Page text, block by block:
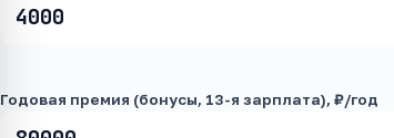
Годовая премия (бонусы, 13-я зарплата), ₽/год